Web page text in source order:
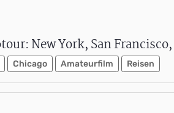
New York, San
Chicago Amateurfilm Reisen